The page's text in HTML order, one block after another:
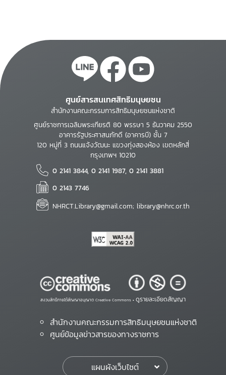
ศูนย์สารสนเทศสิทธิมนุษยชน
สำนักงานคณะกรรมการสิทธิมนุษยชนแห่งชาติ
ศูนย์ราชการเฉลิมพระเกียรติ 80 พรรษา 5 ธันวาคม 2550
อาคารรัฐประศาสนภักดี (อาคารบี) ชั้น 7
120 หมู่ที่ 3 ถนนแจ้งวัฒนะ แขวงทุ่งสองห้อง เขตหลักสี่
กรุงเทพฯ 10210
0 2141 3844, 0 2141 1987, 0 2141 3881
0 2143 7746
NHRCT.Library@gmail.com; library@nhrc.or.th
สงวนสิทธิ์ภายใต้สัญญาอนุญาต Creative Commons • ดูรายละเอียดสัญญา
สำนักงานคณะกรรมการสิทธิมนุษยชนแห่งชาติ
ศูนย์ข้อมูลข่าวสารของทางราชการ
แผนผังเว็บไซต์